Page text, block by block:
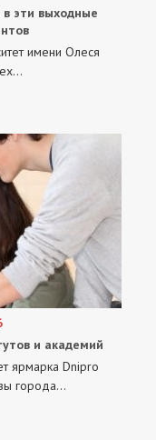
эти выходные
имени Олеся
и академий
ярмарка Dnipro
города...